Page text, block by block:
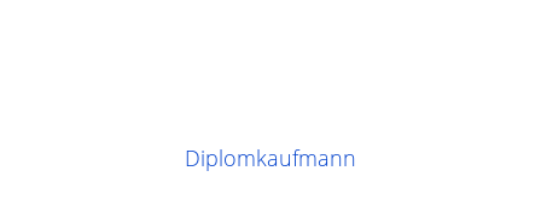
Diplomkaufmann